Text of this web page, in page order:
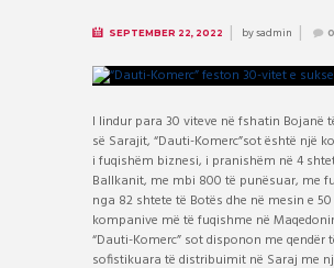
SEPTEMBER 22, 2022 bysadmin 0
I lindur para 30 viteve në fshatin Bojanë
së Sarajit, “Dauti-Komerc”sot është një
i fuqishëm biznesi, i pranishëm në 4
Ballkanit, me mbi 800 të punësuar, me
nga 82 shtete të Botës dhe në mesin e 50
kompanive më të fuqishme në
“Dauti-Komerc” sot disponon me qendër
sofistikuara të distribuimit në Saraj me